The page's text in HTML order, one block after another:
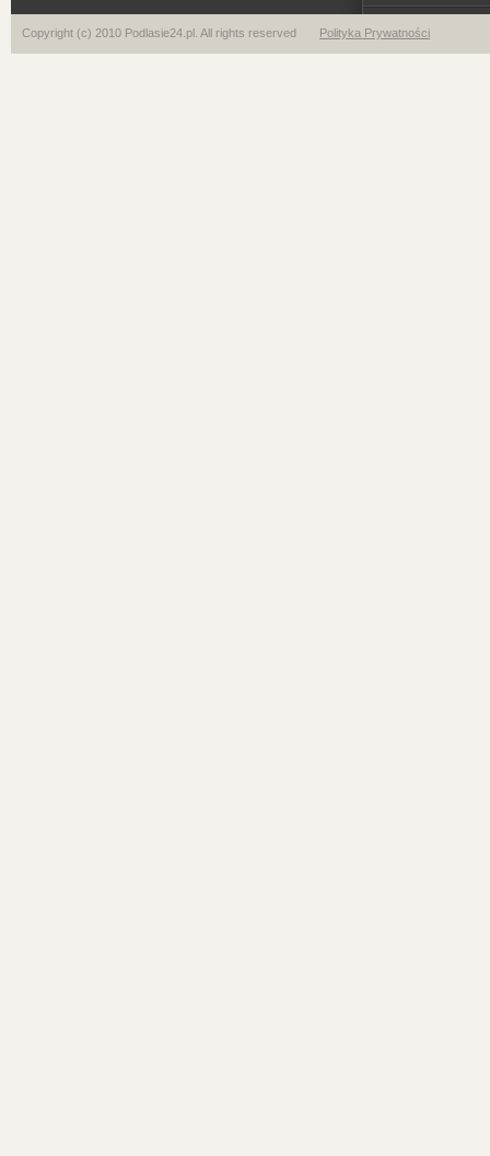
Copyright (c) 2010 Podlasie24.pl. All rights reserved Polityka Prywatności